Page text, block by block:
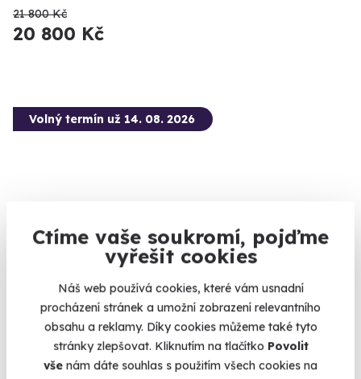
Ctíme vaše soukromí, pojďme
vyřešit cookies
Náš web používá cookies, které vám usnadní
procházení stránek a umožní zobrazení relevantního
obsahu a reklamy. Díky cookies můžeme také tyto
stránky zlepšovat. Kliknutím na tlačítko Povolit
vše nám dáte souhlas s použitím všech cookies na
21 800 Kč
20 800 Kč
8.9(17)
Volný termín už 14. 08. 2026
Zážitková střelba: Zbraně z online stříleček -
11 zbraní
Vyzkoušejte si naživo zbraně, které znáte z oblíbených
stříleček!
Velká Bíteš (okres Žďár nad Sázavou)